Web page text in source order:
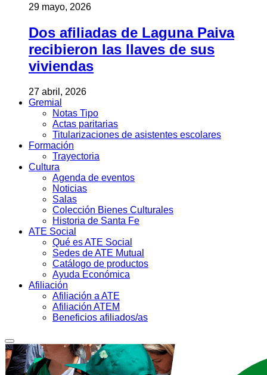
29 mayo, 2026
Dos afiliadas de Laguna Paiva
recibieron las llaves de sus
viviendas
27 abril, 2026
Gremial
Notas Tipo
Actas paritarias
Titularizaciones de asistentes escolares
Formación
Trayectoria
Cultura
Agenda de eventos
Noticias
Salas
Colección Bienes Culturales
Historia de Santa Fe
ATE Social
Qué es ATE Social
Sedes de ATE Mutual
Catálogo de productos
Ayuda Económica
Afiliación
Afiliación a ATE
Afiliación ATEM
Beneficios afiliados/as